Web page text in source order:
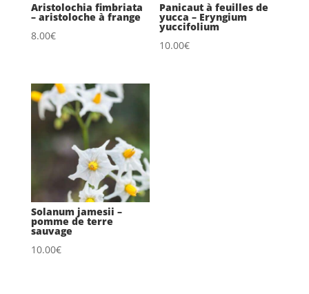
Aristolochia fimbriata
– aristoloche à frange
8.00€
Panicaut à feuilles de
yucca – Eryngium
yuccifolium
10.00€
Solanum jamesii –
pomme de terre
sauvage
10.00€